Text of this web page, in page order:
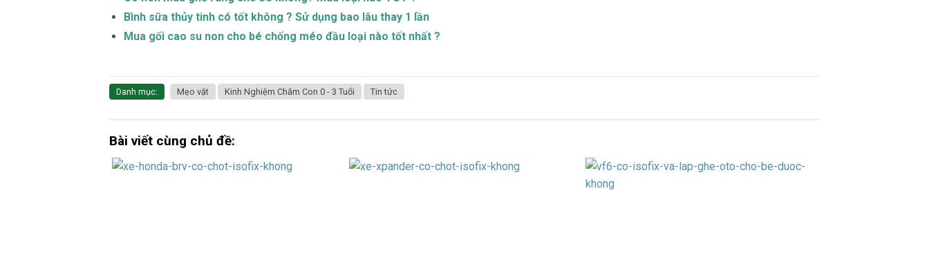
Bình sữa thủy tinh có tốt không ? Sử dụng bao lâu thay 1 lần
Mua gối cao su non cho bé chống méo đầu loại nào tốt nhất ?
Danh mục: Mẹo vặt Kinh Nghiệm Chăm Con 0 - 3 Tuổi Tin tức
Bài viết cùng chủ đề: